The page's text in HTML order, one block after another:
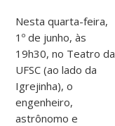
Nesta quarta-feira,
1º de junho, às
19h30, no Teatro da
UFSC (ao lado da
Igrejinha), o
engenheiro,
astrônomo e